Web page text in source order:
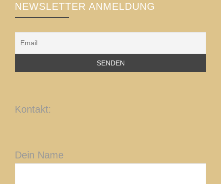
NEWSLETTER ANMELDUNG
Kontakt:
Dein Name